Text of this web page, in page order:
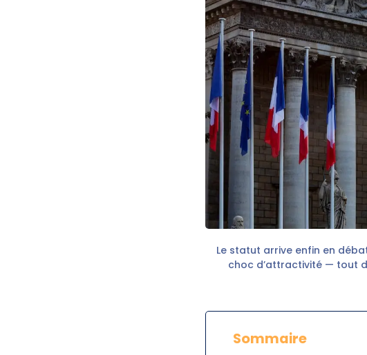
Le statut arrive enfin en
choc d’attractivité — tout
Sommaire